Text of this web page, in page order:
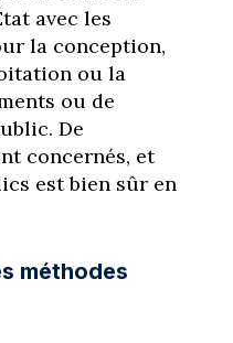
avec les
la conception,
ou la
ou de
De
concernés, et
est bien sûr en
méthodes